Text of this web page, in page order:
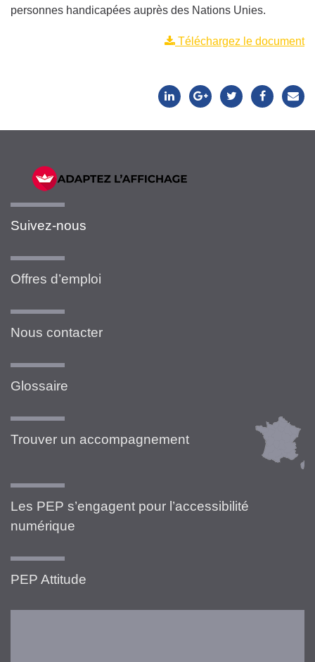
personnes handicapées auprès des Nations Unies.
Téléchargez le document
Suivez-nous
Offres d’emploi
Nous contacter
Glossaire
Trouver un accompagnement
Les PEP s’engagent pour l’accessibilité
numérique
PEP Attitude